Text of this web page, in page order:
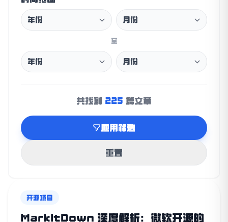
至
共找到 225 篇文章
应用筛选
重置
开源项目
MarkItDown 深度解析：微软开源的